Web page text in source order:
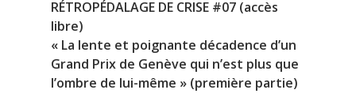
RÉTROPÉDALAGE DE CRISE #07 (accès
libre)
« La lente et poignante décadence d’un
Grand Prix de Genève qui n’est plus que
l’ombre de lui-même » (première partie)